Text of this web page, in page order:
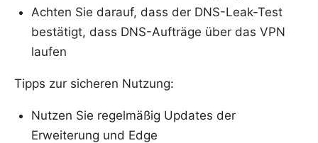
Achten Sie darauf, dass der DNS-Leak-Test
bestätigt, dass DNS-Aufträge über das VPN
laufen
Tipps zur sicheren Nutzung:
Nutzen Sie regelmäßig Updates der
Erweiterung und Edge